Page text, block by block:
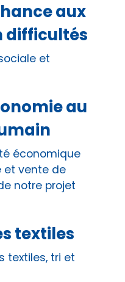
aux
difficultés
et
au
économique
et vente de
notre projet
textiles
textiles, tri et